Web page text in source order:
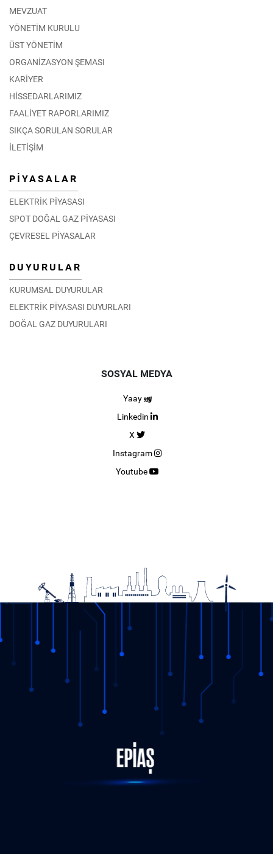
MEVZUAT
YÖNETİM KURULU
ÜST YÖNETİM
ORGANİZASYON ŞEMASI
KARİYER
HİSSEDARLARIMIZ
FAALİYET RAPORLARIMIZ
SIKÇA SORULAN SORULAR
İLETİŞİM
PİYASALAR
ELEKTRİK PİYASASI
SPOT DOĞAL GAZ PİYASASI
ÇEVRESEL PİYASALAR
DUYURULAR
KURUMSAL DUYURULAR
ELEKTRİK PİYASASI DUYURLARI
DOĞAL GAZ DUYURULARI
SOSYAL MEDYA
Yaay
Linkedin
X
Instagram
Youtube